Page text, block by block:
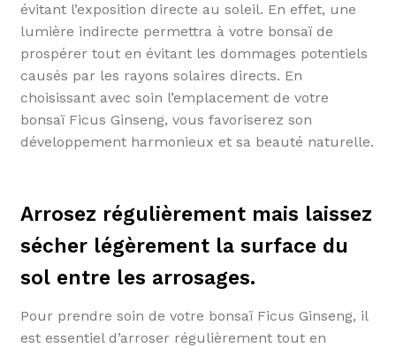
évitant l’exposition directe au soleil. En effet, une
lumière indirecte permettra à votre bonsaï de
prospérer tout en évitant les dommages potentiels
causés par les rayons solaires directs. En
choisissant avec soin l’emplacement de votre
bonsaï Ficus Ginseng, vous favoriserez son
développement harmonieux et sa beauté naturelle.
Arrosez régulièrement mais laissez
sécher légèrement la surface du
sol entre les arrosages.
Pour prendre soin de votre bonsaï Ficus Ginseng, il
est essentiel d’arroser régulièrement tout en